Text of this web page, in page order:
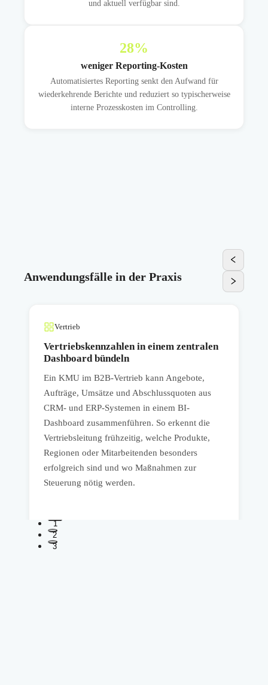
und aktuell verfügbar sind.
28%
weniger Reporting-Kosten
Automatisiertes Reporting senkt den Aufwand für
wiederkehrende Berichte und reduziert so typischerweise
interne Prozesskosten im Controlling.
Anwendungsfälle in der Praxis
Vertrieb
Vertriebskennzahlen in einem zentralen
Dashboard bündeln
Ein KMU im B2B-Vertrieb kann Angebote,
Aufträge, Umsätze und Abschlussquoten aus
CRM- und ERP-Systemen in einem BI-
Dashboard zusammenführen. So erkennt die
Vertriebsleitung frühzeitig, welche Produkte,
Regionen oder Mitarbeitenden besonders
erfolgreich sind und wo Maßnahmen zur
Steuerung nötig werden.
1
2
3